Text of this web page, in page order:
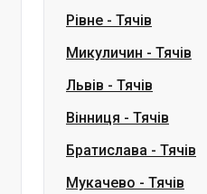
Рівне - Тячів
Микуличин - Тячів
Львів - Тячів
Вінниця - Тячів
Братислава - Тячів
Мукачево - Тячів